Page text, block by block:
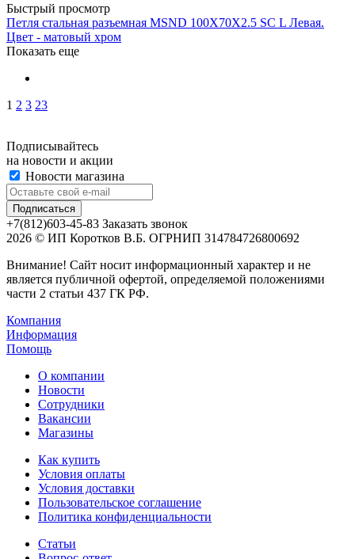
Быстрый просмотр
Петля стальная разъемная MSND 100X70X2.5 SC L Левая.
Цвет - матовый хром
Показать еще
1 2 3 23
Подписывайтесь
на новости и акции
Новости магазина
+7(812)603-45-83 Заказать звонок
2026 © ИП Коротков В.Б. ОГРНИП 314784726800692
Внимание! Сайт носит информационный характер и не
является публичной офертой, определяемой положениями
части 2 статьи 437 ГК РФ.
Компания
Информация
Помощь
О компании
Новости
Сотрудники
Вакансии
Магазины
Как купить
Условия оплаты
Условия доставки
Пользовательское соглашение
Политика конфиденциальности
Статьи